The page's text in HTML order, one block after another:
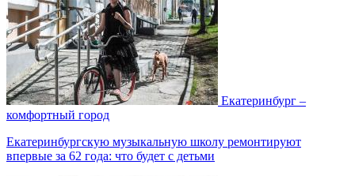
Екатеринбург –
комфортный город
Екатеринбургскую музыкальную школу ремонтируют
впервые за 62 года: что будет с детьми